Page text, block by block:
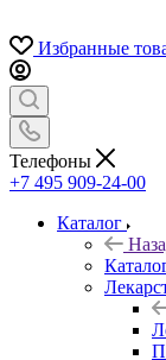
Избранные
Телефоны
+7 495 909-24-00
Каталог